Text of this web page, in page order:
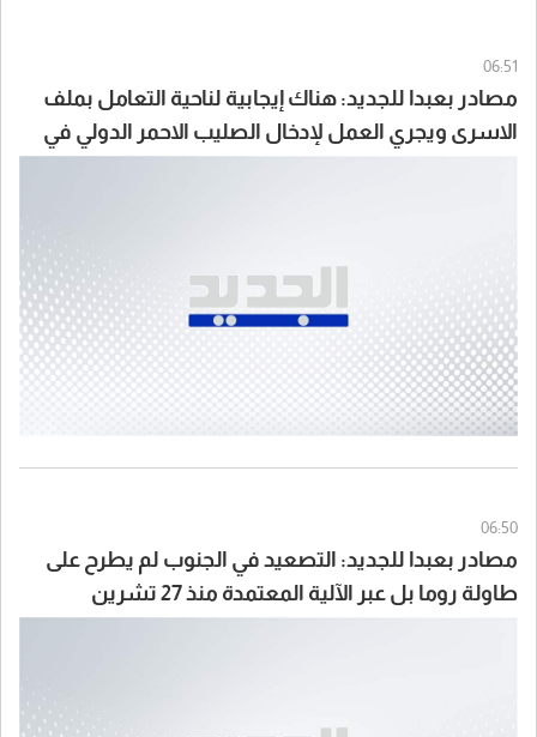
06:51
مصادر بعبدا للجديد: هناك إيجابية لناحية التعامل بملف
الاسرى ويجري العمل لإدخال الصليب الاحمر الدولي في
06:50
مصادر بعبدا للجديد: التصعيد في الجنوب لم يطرح على
طاولة روما بل عبر الآلية المعتمدة منذ 27 تشرين